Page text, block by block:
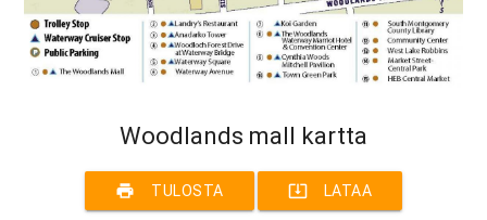
Woodlands mall kartta
print TULOSTA system_update_alt LATAA